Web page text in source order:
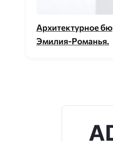
Архитектурное
Эмилия-Романья.